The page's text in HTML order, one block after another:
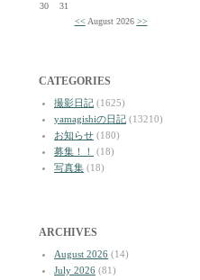
30
31
<< August 2026 >>
CATEGORIES
撮影日記 (1625)
yamagishiの日記 (13210)
お知らせ (180)
募集！！
(18)
写真集 (18)
ARCHIVES
August 2026 (14)
July 2026 (81)